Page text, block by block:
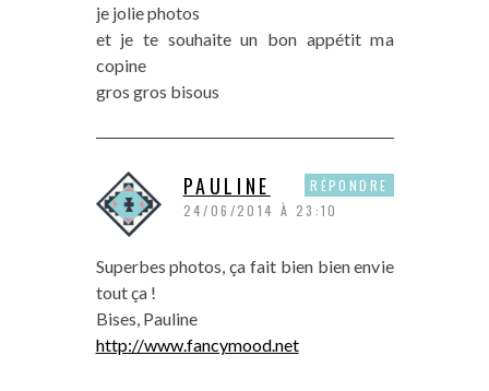
je jolie photos
et je te souhaite un bon appétit ma
copine
gros gros bisous
PAULINE
24/06/2014 À 23:10
Superbes photos, ça fait bien bien envie
tout ça !
Bises, Pauline
http://www.fancymood.net
RÉPONDRE